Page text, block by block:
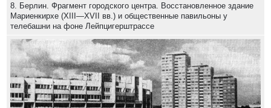
8. Берлин. Фрагмент городского центра. Восстановленное здание
Мариенкирхе (XIII—XVII вв.) и общественные павильоны у
телебашни на фоне Лейпцигерштрассе